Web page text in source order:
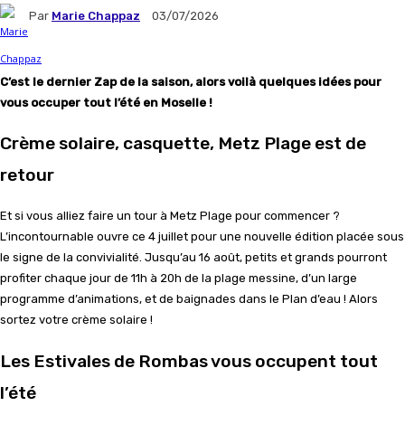
Par Marie Chappaz 03/07/2026
C’est le dernier Zap de la saison, alors voilà quelques idées pour
vous occuper tout l’été en Moselle !
Crème solaire, casquette, Metz Plage est de
retour
Et si vous alliez faire un tour à Metz Plage pour commencer ?
L’incontournable ouvre ce 4 juillet pour une nouvelle édition placée sous
le signe de la convivialité. Jusqu’au 16 août, petits et grands pourront
profiter chaque jour de 11h à 20h de la plage messine, d’un large
programme d’animations, et de baignades dans le Plan d’eau ! Alors
sortez votre crème solaire !
Les Estivales de Rombas vous occupent tout
l’été